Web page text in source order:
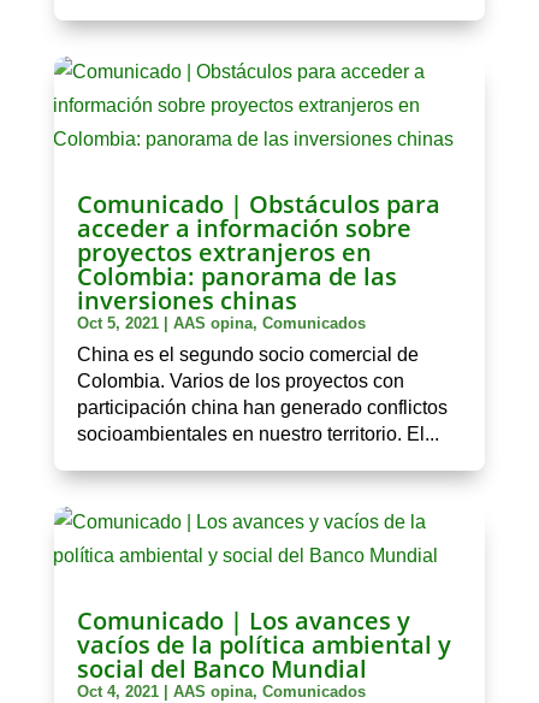
Comunicado | Obstáculos para
acceder a información sobre
proyectos extranjeros en
Colombia: panorama de las
inversiones chinas
Oct 5, 2021| AAS opina, Comunicados
China es el segundo socio comercial de
Colombia. Varios de los proyectos con
participación china han generado conflictos
socioambientales en nuestro territorio. El...
Comunicado | Los avances y
vacíos de la política ambiental y
social del Banco Mundial
Oct 4, 2021| AAS opina, Comunicados